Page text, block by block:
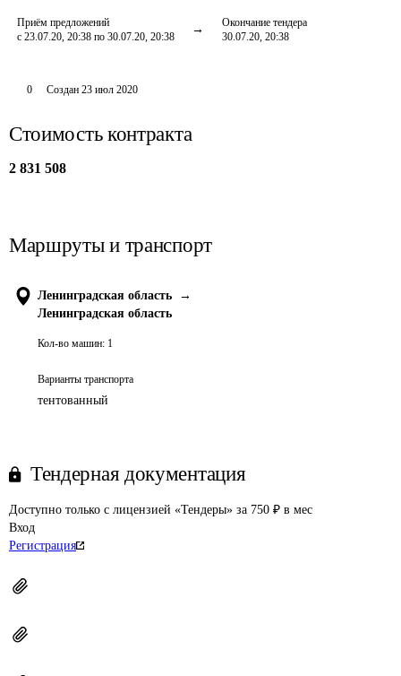
Приём предложений
с 23.07.20, 20:38 по 30.07.20, 20:38
Окончание тендера
30.07.20, 20:38
0 Создан 23 июл 2020
Стоимость контракта
2 831 508
Маршруты и транспорт
Ленинградская область
→
Ленинградская область
Кол-во машин: 1
Варианты транспорта
тентованный
Тендерная документация
Доступно только с лицензией «Тендеры» за 750 ₽ в мес
Вход
Регистрация